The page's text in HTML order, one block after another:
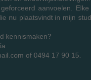
aanvoelen.
nu plaatsvindt in mijn
kennismaken?
of 0494 17 90 15.